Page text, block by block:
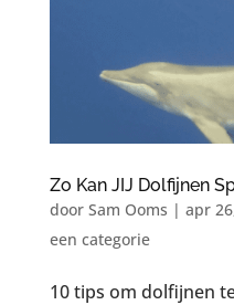
Zo Kan JIJ Dolfijnen
door Sam Ooms | apr
een categorie
10 tips om dolfijnen